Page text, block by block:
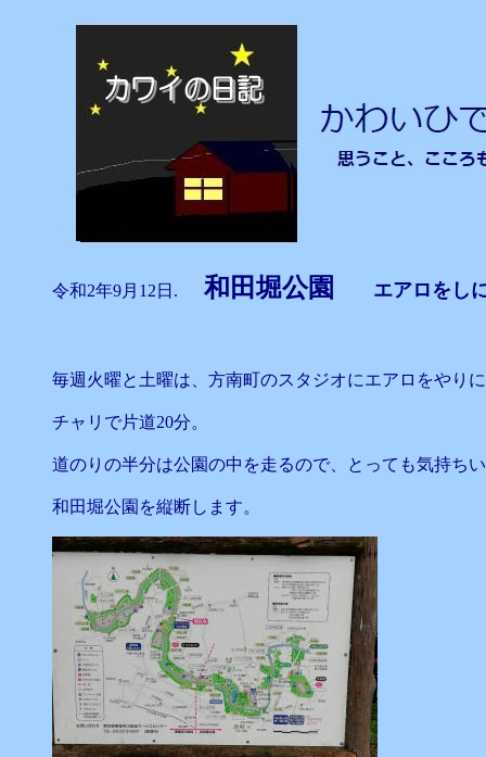
令和2年9月12日. 和田堀公園 エアロをし
毎週火曜と土曜は、方南町のスタジオにエアロをやり
チャリで片道20分。
道のりの半分は公園の中を走るので、とっても気持ち
和田堀公園を縦断します。